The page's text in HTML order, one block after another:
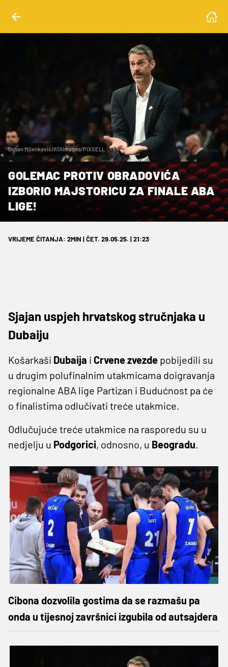
Dusan Milenković/ATAImages/PIXSELL
GOLEMAC PROTIV OBRADOVIĆA
IZBORIO MAJSTORICU ZA FINALE ABA
LIGE!
VRIJEME ČITANJA: 2MIN | ČET. 29.05.25. | 21:23
Sjajan uspjeh hrvatskog stručnjaka u
Dubaiju
Košarkaši Dubaija i Crvene zvezde pobijedili su
u drugim polufinalnim utakmicama doigravanja
regionalne ABA lige Partizan i Budućnost pa će
o finalistima odlučivati treće utakmice.
Odlučujuće treće utakmice na rasporedu su u
nedjelju u Podgorici, odnosno, u Beogradu.
Cibona dozvolila gostima da se razmašu pa
onda u tijesnoj završnici izgubila od autsajdera